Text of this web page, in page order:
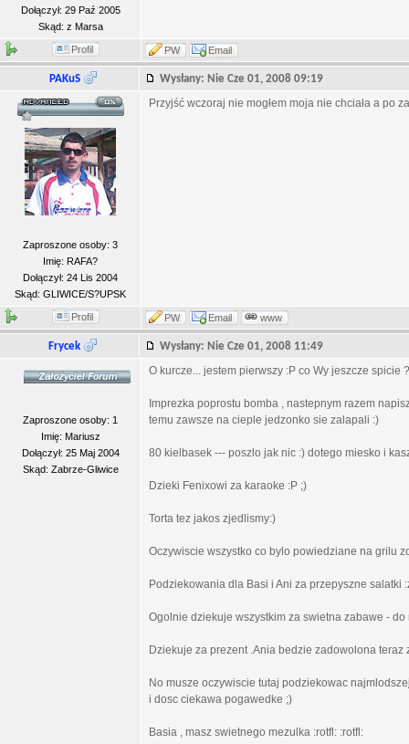
Dołączył: 29 Paź 2005
Skąd: z Marsa
Profil PW Email
PAKuS Wysłany: Nie Cze 01, 2008 09:19
Zaproszone osoby: 3
Imię: RAFA?
Dołączył: 24 Lis 2004
Skąd: GLIWICE/S?UPSK
Przyjść wczoraj nie mogłem moja nie chciała a po
Profil PW Email www
Frycek Wysłany: Nie Cze 01, 2008 11:49
Zaproszone osoby: 1
Imię: Mariusz
Dołączył: 25 Maj 2004
Skąd: Zabrze-Gliwice
O kurcze... jestem pierwszy :P co Wy jeszcze spicie
Imprezka poprostu bomba , nastepnym razem
temu zawsze na cieple jedzonko sie zalapali :)
80 kielbasek --- poszlo jak nic :) dotego miesko i
Dzieki Fenixowi za karaoke :P ;)
Torta tez jakos zjedlismy:)
Oczywiscie wszystko co bylo powiedziane na grilu
Podziekowania dla Basi i Ani za przepyszne salatki
Ogolnie dziekuje wszystkim za swietna zabawe -
Dziekuje za prezent .Ania bedzie zadowolona
No musze oczywiscie tutaj podziekowac
i dosc ciekawa pogawedke ;)
Basia , masz swietnego mezulka :rotfl: :rotfl: